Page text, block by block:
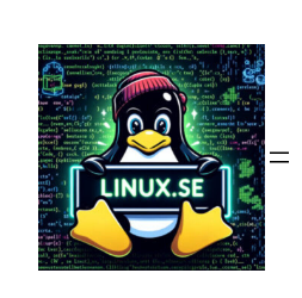
innehåll